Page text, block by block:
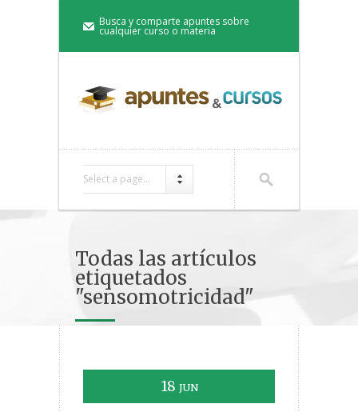
Busca y comparte apuntes sobre
cualquier curso o materia
Select a page...
Todas las artículos
etiquetados
"sensomotricidad"
18 JUN